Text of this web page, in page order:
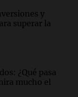
y
superar la
¿Qué pasa
mucho el